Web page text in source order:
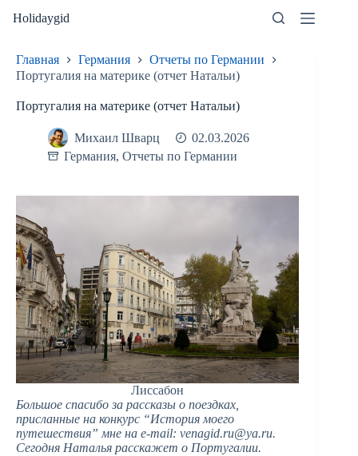
Holidaygid
Главная Германия
Отчеты по Германии
Португалия на материке (отчет Натальи)
Португалия на материке (отчет Натальи)
Михаил Шварц
02.03.2026
Германия, Отчеты по Германии
Лиссабон
Большое спасибо за рассказы о поездках,
присланные на конкурс “История моего
путешествия” мне на e-mail: venagid.ru@ya.ru.
Сегодня Наталья расскажет о Португалии.